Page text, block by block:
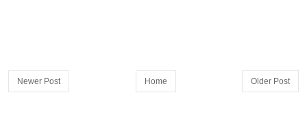
Newer Post Older Post
Home